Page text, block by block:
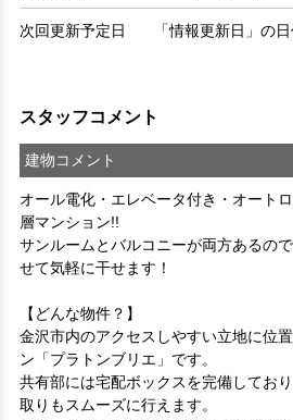
次回更新予定日 「情報更新日」の
スタッフコメント
建物コメント
オール電化・エレベータ付き・オート
層マンション!!
サンルームとバルコニーが両方あるの
せて気軽に干せます！
【どんな物件？】
金沢市内のアクセスしやすい立地に位
ン「プラトンブリエ」です。
共有部には宅配ボックスを完備してお
取りもスムーズに行えます。